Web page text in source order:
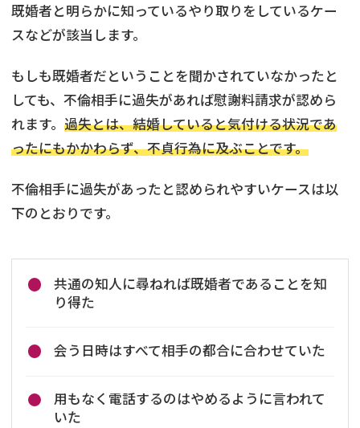
既婚者と明らかに知っているやり取りをしているケー
スなどが該当します。
もしも既婚者だということを聞かされていなかったと
しても、不倫相手に過失があれば慰謝料請求が認めら
れます。 過失とは、結婚していると気付ける状況であ
ったにもかかわらず、不貞行為に及ぶことです。
不倫相手に過失があったと認められやすいケースは以
下のとおりです。
共通の知人に尋ねれば既婚者であることを知
り得た
会う日時はすべて相手の都合に合わせていた
用もなく電話するのはやめるように言われて
いた